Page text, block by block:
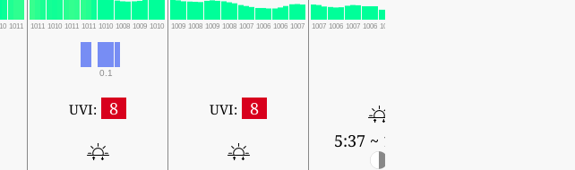
1011 1011 1010 1011 1011 1010 1008 1009 1010 1009 1008 1009 1008 1007 1006 1006 1007 1007 1006 1007 1006 1005
0.1
UVI: 8 UVI: 8
5:37 ~ 19:24